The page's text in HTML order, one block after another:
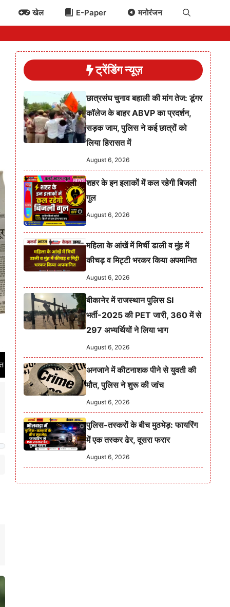
खेल E-Paper मनोरंजन
से पंजीकृत समाचार पत्र का RNI नं. RAJHIN/2021/86001 | निष्पक्ष,
ट्रेंडिंग न्यूज़
छात्रसंघ चुनाव बहाली की मांग तेज: डूंगर
कॉलेज के बाहर ABVP का प्रदर्शन,
सड़क जाम, पुलिस ने कई छात्रों को
लिया हिरासत में
August 6, 2026
शहर के इन इलाकों में कल रहेगी बिजली
गुल
August 6, 2026
महिला के आंखें में मिर्ची डाली व मुंह में
कीचड़ व मिट्टी भरकर किया अपमानित
August 6, 2026
बीकानेर में राजस्थान पुलिस SI
भर्ती-2025 की PET जारी, 360 में से
297 अभ्यर्थियों ने लिया भाग
August 6, 2026
अनजाने में कीटनाशक पीने से युवती की
मौत, पुलिस ने शुरू की जांच
August 6, 2026
पुलिस-तस्करों के बीच मुठभेड़: फायरिंग
में एक तस्कर ढेर, दूसरा फरार
August 6, 2026